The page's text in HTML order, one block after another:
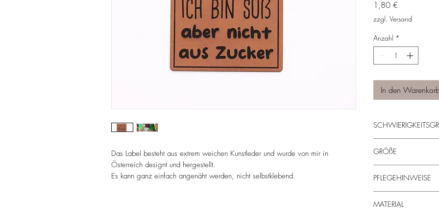
Das Label besteht aus extrem weichen Kunstleder und wurde von mir in
Österreich designt und hergestellt.
Es kann ganz einfach angenäht werden, nicht selbstklebend.
1,80 €
zzgl. Versand
Anzahl *
In den
GRÖßE
PFLEGEHINWEISE
- nicht
MATERIAL